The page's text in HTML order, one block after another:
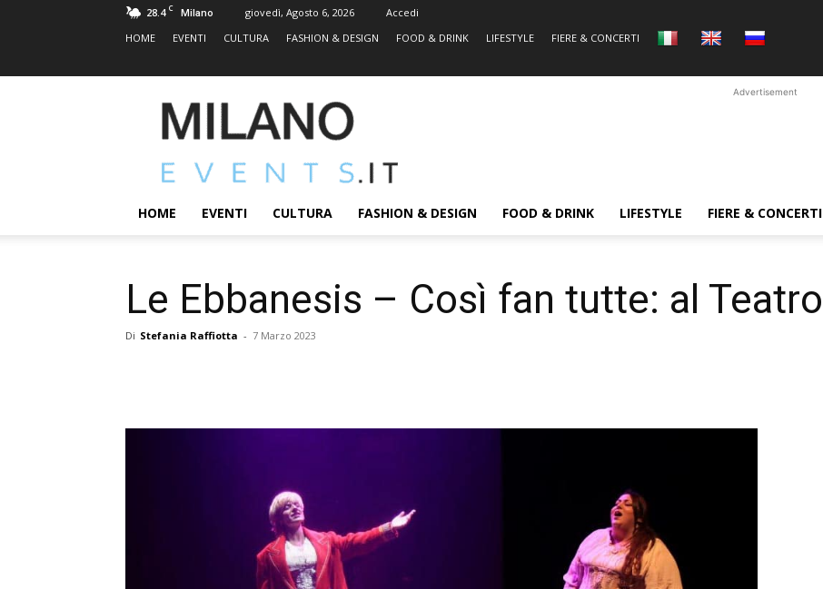
28.4 C Milano giovedì, Agosto 6, 2026
Accedi
HOME
EVENTI CULTURA FASHION & DESIGN FOOD & DRINK LIFESTYLE FIERE & CONCERTI
MILANOEVENTS.IT
|
2.0
ed
Eventi
Advertisement
HOME EVENTI CULTURA FASHION & DESIGN FOOD & DRINK LIFESTYLE FIERE & CONCERTI
Le Ebbanesis – Così fan tutte: al
Di Stefania Raffiotta - 7 Marzo 2023